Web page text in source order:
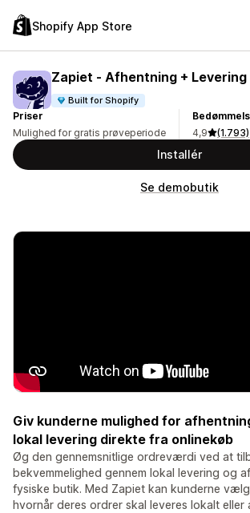
Shopify App Store
Zapiet ‑ Afhentning + Levering
Built for Shopify
Priser
Mulighed for gratis prøveperiode
4,9
(1.793)
Installér
Se demobutik
Giv kunderne mulighed for
lokal levering direkte fra onlinekøb
Øg den gennemsnitlige ordreværdi ved at
bekvemmelighed gennem lokal levering og
fysiske butik. Med Zapiet kan kunderne
hvornår deres ordrer skal leveres lokalt eller